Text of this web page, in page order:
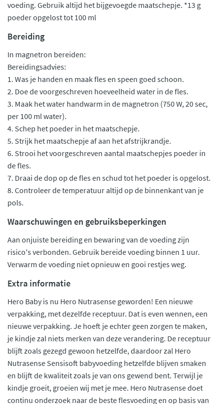
voeding. Gebruik altijd het bijgevoegde maatschepje. *13 g
poeder opgelost tot 100 ml
Bereiding
In magnetron bereiden:
Bereidingsadvies:
1. Was je handen en maak fles en speen goed schoon.
2. Doe de voorgeschreven hoeveelheid water in de fles.
3. Maak het water handwarm in de magnetron (750 W, 20 sec,
per 100 ml water).
4. Schep het poeder in het maatschepje.
5. Strijk het maatschepje af aan het afstrijkrandje.
6. Strooi het voorgeschreven aantal maatschepjes poeder in
de fles.
7. Draai de dop op de fles en schud tot het poeder is opgelost.
8. Controleer de temperatuur altijd op de binnenkant van je
pols.
Waarschuwingen en gebruiksbeperkingen
Aan onjuiste bereiding en bewaring van de voeding zijn
risico's verbonden. Gebruik bereide voeding binnen 1 uur.
Verwarm de voeding niet opnieuw en gooi restjes weg.
Extra informatie
Hero Baby is nu Hero Nutrasense geworden! Een nieuwe
verpakking, met dezelfde receptuur. Dat is even wennen, een
nieuwe verpakking. Je hoeft je echter geen zorgen te maken,
je kindje zal niets merken van deze verandering. De receptuur
blijft zoals gezegd gewoon hetzelfde, daardoor zal Hero
Nutrasense Sensisoft babyvoeding hetzelfde blijven smaken
en blijft de kwaliteit zoals je van ons gewend bent. Terwijl je
kindje groeit, groeien wij met je mee. Hero Nutrasense doet
continu onderzoek naar de beste flesvoeding en op basis van